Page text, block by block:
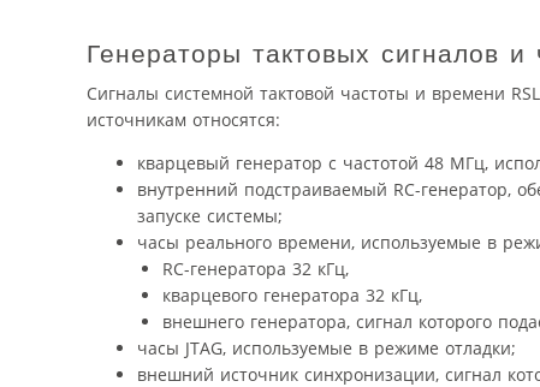
Генераторы тактовых сигналов
Сигналы системной тактовой частоты и времени
источникам относятся:
кварцевый генератор с частотой 48 МГц,
внутренний подстраиваемый RC-генератор,
запуске системы;
часы реального времени, используемые в
RC-генератора 32 кГц,
кварцевого генератора 32 кГц,
внешнего генератора, сигнал которого
часы JTAG, используемые в режиме отладки;
внешний источник синхронизации, сигнал